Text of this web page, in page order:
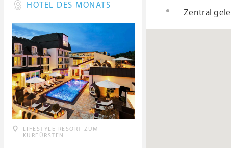
Zentral
HOTEL DES MONATS
LIFESTYLE RESORT ZUM
KURFÜRSTEN